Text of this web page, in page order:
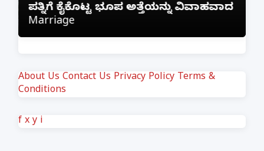
ಪತ್ನಿಗೆ ಕೈಕೊಟ್ಟ ಭೂಪ ಅತ್ತೆಯನ್ನು ವಿವಾಹವಾದ
Marriage
About Us Contact Us Privacy Policy Terms &
Conditions
f x y i